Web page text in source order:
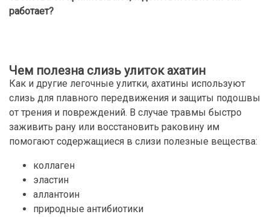
работает?
Чем полезна слизь улиток ахатин
Как и другие легочные улитки, ахатины используют
слизь для плавного передвижения и защиты подошвы
от трения и повреждений. В случае травмы быстро
заживить рану или восстановить раковину им
помогают содержащиеся в слизи полезные вещества:
коллаген
эластин
аллантоин
природные антибиотики